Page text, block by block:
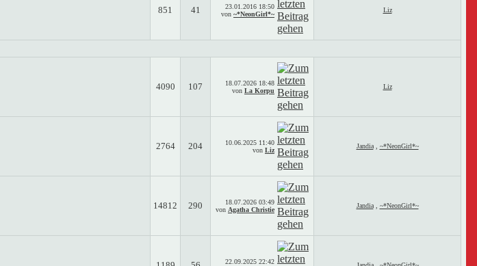
851 41 23.01.2016 18:50
von ~*NeonGirl*~
Liz
4090 107 18.07.2026 18:48
von La Korpu
Liz
2764 204 10.06.2025 11:40
von Liz
Jandia, ~*NeonGirl*~
14812 290 18.07.2026 03:49
von Agatha Christie
Jandia, ~*NeonGirl*~
22.09.2025 22:42